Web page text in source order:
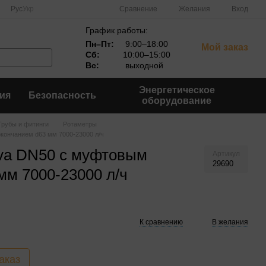
Рус Сравнение Желания Вход
График работы:
Пн–Пт:
9:00–18:00
Сб:
10:00–15:00
Вс:
выходной
Мой заказ
Безопасность
Энергетическое
оборудование
Трубы и фитинги
Ротаметры
d63 мм 7000-23000 л/ч
DN50 с муфтовым
7000-23000 л/ч
29690
К сравнению В желания